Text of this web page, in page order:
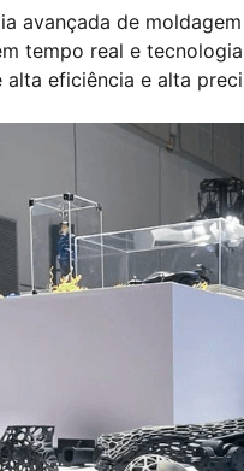
avançada de
tempo real e
eficiência e alta